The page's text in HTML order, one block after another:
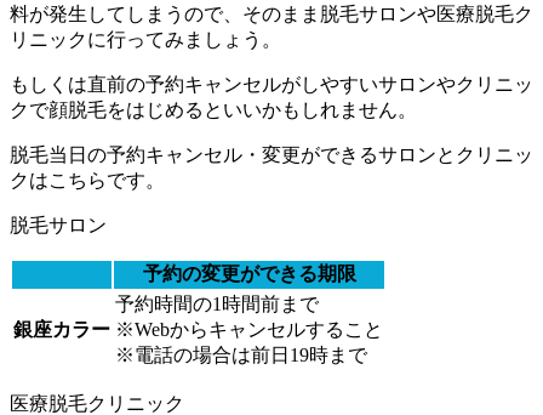
料が発生してしまうので、そのまま脱毛サロンや医療脱毛ク
リニックに行ってみましょう。
もしくは直前の予約キャンセルがしやすいサロンやクリニッ
クで顔脱毛をはじめるといいかもしれません。
脱毛当日の予約キャンセル・変更ができるサロンとクリニッ
クはこちらです。
脱毛サロン
予約の変更ができる期限
銀座カラー
予約時間の1時間前まで
※Webからキャンセルすること
※電話の場合は前日19時まで
医療脱毛クリニック